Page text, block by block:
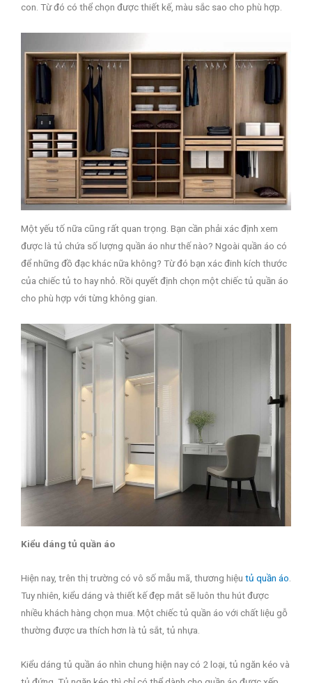
con. Từ đó có thể chọn được thiết kế, màu sắc sao cho phù hợp.
Một yếu tố nữa cũng rất quan trọng. Bạn cần phải xác định xem
được là tủ chứa số lượng quần áo như thế nào? Ngoài quần áo có
để những đồ đạc khác nữa không? Từ đó bạn xác đinh kích thước
của chiếc tủ to hay nhỏ. Rồi quyết định chọn một chiếc tủ quần áo
cho phù hợp với từng không gian.
Kiểu dáng tủ quần áo
Hiện nay, trên thị trường có vô số mẫu mã, thương hiệu tủ quần áo
Tuy nhiên, kiểu dáng và thiết kế đẹp mắt sẽ luôn thu hút được
nhiều khách hàng chọn mua. Một chiếc tủ quần áo với chất liệu gỗ
thường được ưa thích hơn là tủ sắt, tủ nhựa.
Kiểu dáng tủ quần áo nhìn chung hiện nay có 2 loại, tủ ngăn kéo và